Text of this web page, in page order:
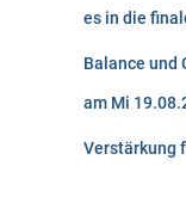
es in die
Balance und
am Mi
Verstärkung